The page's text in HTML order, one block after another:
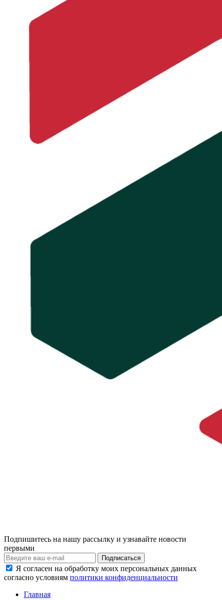
Подпишитесь на нашу рассылку и узнавайте новости
первыми
Я согласен на обработку моих персональных данных
согласно условиям политики конфиденциальности
Главная